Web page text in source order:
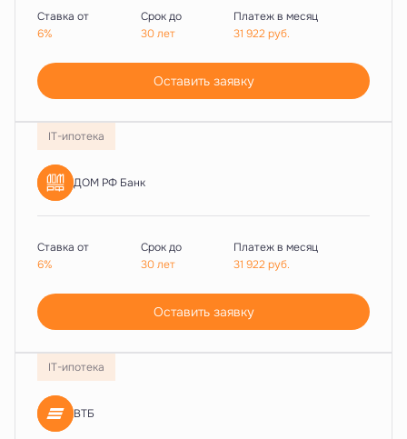
Ставка от
6%
Срок до
30 лет
Платеж в месяц
31 922руб.
Оставить заявку
IT-ипотека
ДОМ РФ Банк
Ставка от
6%
Срок до
30 лет
Платеж в месяц
31 922руб.
Оставить заявку
IT-ипотека
ВТБ